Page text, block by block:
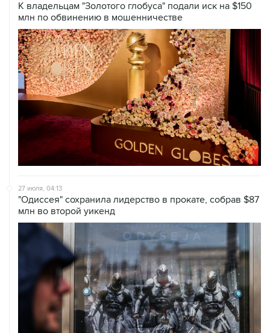
К владельцам "Золотого глобуса" подали иск на $150
млн по обвинению в мошенничестве
27 июля, 04:13
"Одиссея" сохранила лидерство в прокате, собрав $87
млн во второй уикенд